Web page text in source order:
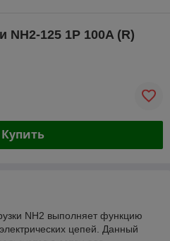
NH2-125 1P 100A (R)
Купить
NH2 выполняет функцию
цепей. Данный